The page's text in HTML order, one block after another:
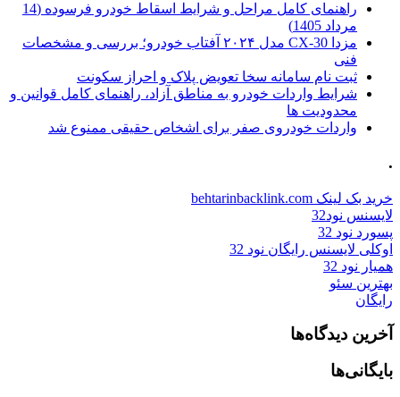
راهنمای کامل مراحل و شرایط اسقاط خودرو فرسوده (14
مرداد 1405)
مزدا CX-30 مدل ۲۰۲۴ آفتاب خودرو؛ بررسی و مشخصات
فنی
ثبت نام سامانه سخا تعویض پلاک و احراز سکونت
شرایط واردات خودرو به مناطق آزاد، راهنمای کامل قوانین و
محدودیت ها
واردات خودروی صفر برای اشخاص حقیقی ممنوع شد
.
خرید بک لینک behtarinbacklink.com
لایسنس نود32
پسورد نود 32
اوکلی لایسنس رایگان نود 32
همیار نود 32
بهترین سئو
رایگان
آخرین دیدگاه‌ها
بایگانی‌ها